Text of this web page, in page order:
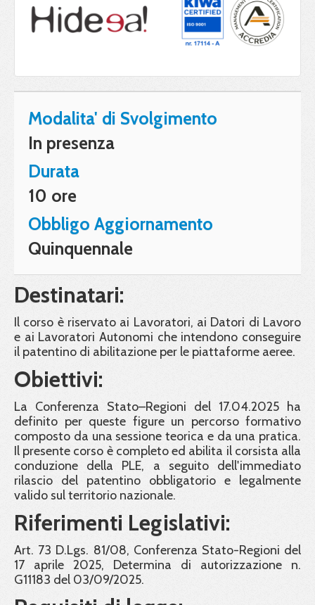
Modalita' di Svolgimento
In presenza
Durata
10 ore
Obbligo Aggiornamento
Quinquennale
Destinatari:
Il corso è riservato ai Lavoratori, ai Datori di Lavoro
e ai Lavoratori Autonomi che intendono conseguire
il patentino di abilitazione per le piattaforme aeree.
Obiettivi:
La Conferenza Stato–Regioni del 17.04.2025 ha
definito per queste figure un percorso formativo
composto da una sessione teorica e da una pratica.
Il presente corso è completo ed abilita il corsista alla
conduzione della PLE, a seguito dell'immediato
rilascio del patentino obbligatorio e legalmente
valido sul territorio nazionale.
Riferimenti Legislativi:
Art. 73 D.Lgs. 81/08, Conferenza Stato-Regioni del
17 aprile 2025, Determina di autorizzazione n.
G11183 del 03/09/2025.